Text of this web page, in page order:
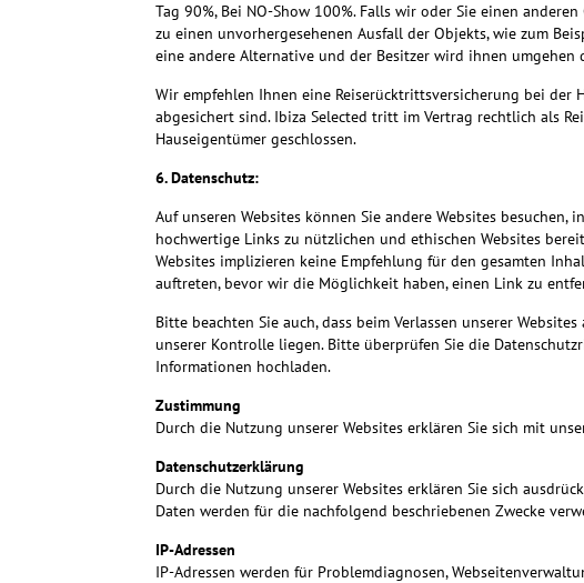
Tag 90%, Bei NO-Show 100%. Falls wir oder Sie einen
zu einen unvorhergesehenen Ausfall der Objekts, wie zum
eine andere Alternative und der Besitzer wird ihnen umgehen
Wir empfehlen Ihnen eine Reiserücktrittsversicherung bei der
abgesichert sind. Ibiza Selected tritt im Vertrag rechtlich als
Hauseigentümer geschlossen.
6. Datenschutz:
Auf unseren Websites können Sie andere Websites
hochwertige Links zu nützlichen und ethischen Websites
Websites implizieren keine Empfehlung für den gesamten
auftreten, bevor wir die Möglichkeit haben, einen Link zu
Bitte beachten Sie auch, dass beim Verlassen unserer
unserer Kontrolle liegen. Bitte überprüfen Sie die
Informationen hochladen.
Zustimmung
Durch die Nutzung unserer Websites erklären Sie sich mit
Datenschutzerklärung
Durch die Nutzung unserer Websites erklären Sie sich
Daten werden für die nachfolgend beschriebenen Zwecke
IP-Adressen
IP-Adressen werden für Problemdiagnosen,